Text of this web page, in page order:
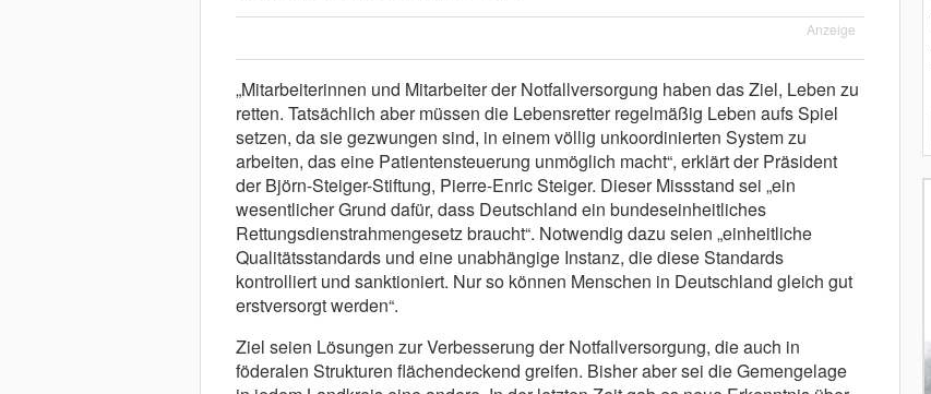
Anzeige
„Mitarbeiterinnen und Mitarbeiter der Notfallversorgung haben das Ziel, Leben zu
retten. Tatsächlich aber müssen die Lebensretter regelmäßig Leben aufs Spiel
setzen, da sie gezwungen sind, in einem völlig unkoordinierten System zu
arbeiten, das eine Patientensteuerung unmöglich macht“, erklärt der Präsident
der Björn-Steiger-Stiftung, Pierre-Enric Steiger. Dieser Missstand sei „ein
wesentlicher Grund dafür, dass Deutschland ein bundeseinheitliches
Rettungsdienstrahmengesetz braucht“. Notwendig dazu seien „einheitliche
Qualitätsstandards und eine unabhängige Instanz, die diese Standards
kontrolliert und sanktioniert. Nur so können Menschen in Deutschland gleich gut
erstversorgt werden“.
Ziel seien Lösungen zur Verbesserung der Notfallversorgung, die auch in
föderalen Strukturen flächendeckend greifen. Bisher aber sei die Gemengelage